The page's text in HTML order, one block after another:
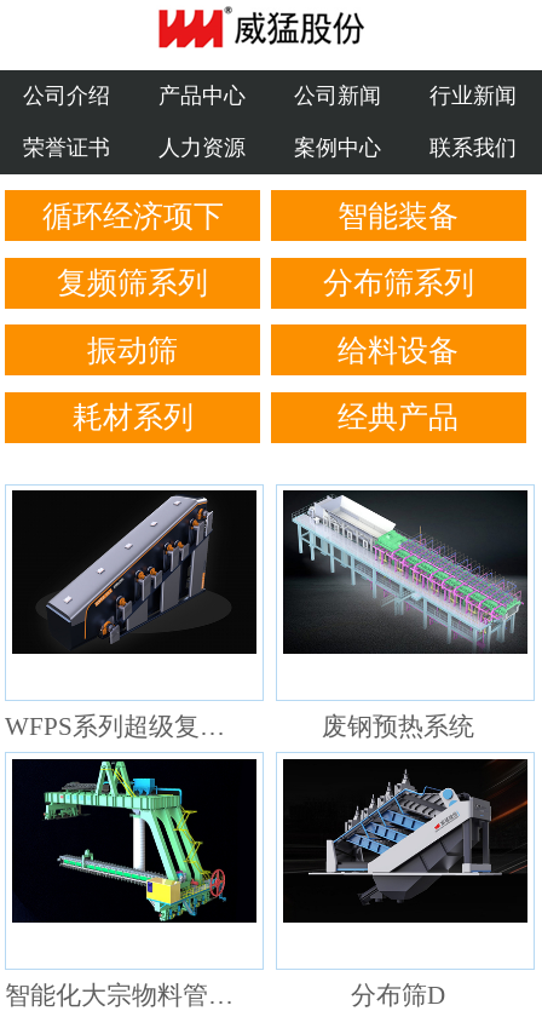
公司介绍
产品中心
公司新闻
行业新闻
荣誉证书
人力资源
案例中心
公司介绍 产品中心 公司新闻 行业新闻
荣誉证书 人力资源 案例中心 联系我们
循环经济项下 智能装备
复频筛系列 分布筛系列
振动筛 给料设备
耗材系列 经典产品
WFPS系列超级复频筛 废钢预热系统
智能化大宗物料管理系统 分布筛D